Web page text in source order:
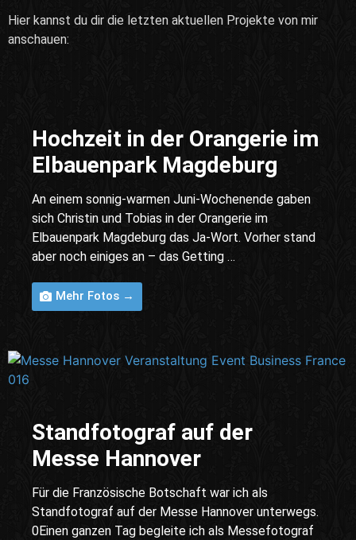
Hier kannst du dir die letzten aktuellen Projekte von mir
anschauen:
Hochzeit in der Orangerie im
Elbauenpark Magdeburg
An einem sonnig-warmen Juni-Wochenende gaben
sich Christin und Tobias in der Orangerie im
Elbauenpark Magdeburg das Ja-Wort. Vorher stand
aber noch einiges an – das Getting …
Mehr Fotos →
Standfotograf auf der
Messe Hannover
Für die Französische Botschaft war ich als
Standfotograf auf der Messe Hannover unterwegs.
0Einen ganzen Tag begleite ich als Messefotograf